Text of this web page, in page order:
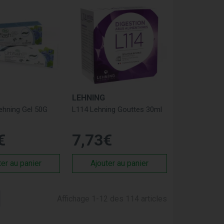
du sommeil, etc.
et à utiliser des matières premières de
du laboratoire sont fabriqués selon les
de fabrication.
de nouveaux produits
avec des professionnels de santé pour
pour la qualité de ses produits
aux besoins de ses patients.
Gel 50G
au panier
LEHNING
L114 Lehning Gouttes 30ml
7,73€
Ajouter au panier